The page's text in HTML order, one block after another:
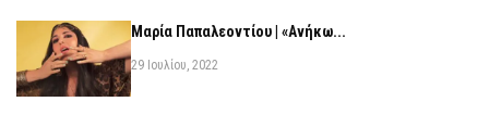
Μαρία Παπαλεοντίου | «Ανήκω...
29 Ιουλίου, 2022